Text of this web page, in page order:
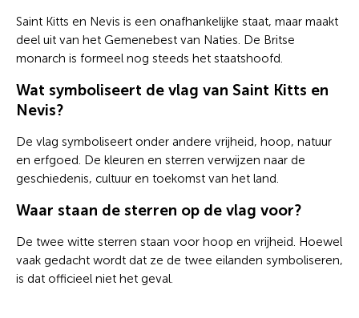
Saint Kitts en Nevis is een onafhankelijke staat, maar maakt
deel uit van het Gemenebest van Naties. De Britse
monarch is formeel nog steeds het staatshoofd.
Wat symboliseert de vlag van Saint Kitts en
Nevis?
De vlag symboliseert onder andere vrijheid, hoop, natuur
en erfgoed. De kleuren en sterren verwijzen naar de
geschiedenis, cultuur en toekomst van het land.
Waar staan de sterren op de vlag voor?
De twee witte sterren staan voor hoop en vrijheid. Hoewel
vaak gedacht wordt dat ze de twee eilanden symboliseren,
is dat officieel niet het geval.